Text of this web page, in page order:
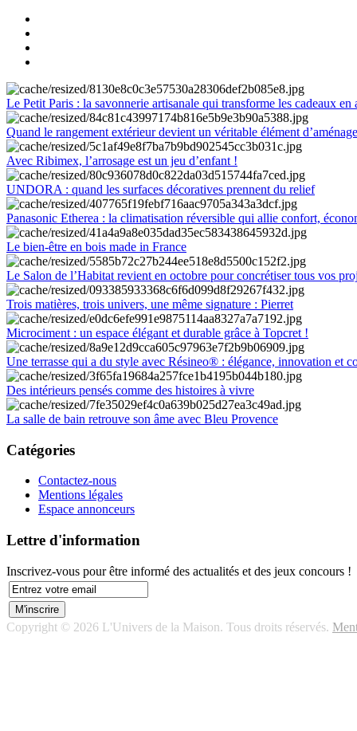
Le Petit Paris : la savonnerie artisanale qui transforme les cadeaux en
Quand le rangement extérieur devient un véritable élément
Avec Ribimex, l’arrosage est un jeu d’enfant !
UNDORA : quand les surfaces décoratives prennent du relief
Panasonic Etherea : la climatisation réversible qui allie confort,
Le bien-être en bois made in France
Le Salon de l’Habitat revient en octobre pour concrétiser tous vos
Trois matières, trois univers, une même signature : Pierret
Microciment : un espace élégant et durable grâce à Topcret !
Une terrasse qui a du style avec Résineo® : élégance, innovation et
Des intérieurs pensés comme des histoires à vivre
La salle de bain retrouve son âme avec Bleu Provence
Catégories
Contactez-nous
Mentions légales
Espace annonceurs
Lettre d'information
Inscrivez-vous pour être informé des actualités et des jeux concours !
Copyright © 2026 L'Univers de la Maison. Tous droits réservés.